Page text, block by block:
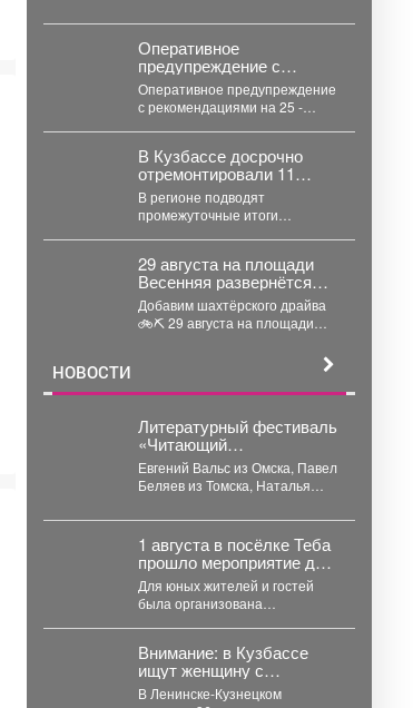
Таштагольском районе Олега
Данильченко снова обвинили...
Оперативное
предупреждение с
рекомендациями на 25 -
27 июля
Оперативное предупреждение
с рекомендациями на 25 -
В Кузбассе досрочно
отремонтировали 11
автомобильных дорог по
нацпроекту
В регионе подводят
промежуточные итоги
автомобильных дорог...
29 августа на площади
Весенняя развернётся
главное семейное
соревнование этого лета
- городской конкурс
Добавим шахтёрского драйва
🚲⛏ 29 августа на площади
НОВОСТИ
Литературный фестиваль
«Читающий
Междуреченск» посетят
современные сибирские
писатели
Евгений Вальс из Омска, Павел
Беляев из Томска, Наталья
1 августа в посёлке Теба
прошло мероприятие для
детей и их родителей
посвященное дню
рождения поселка.
Для юных жителей и гостей
была организована
звучал детский смех...
Внимание: в Кузбассе
ищут женщину с
годовалым малышом
В Ленинске-Кузнецком